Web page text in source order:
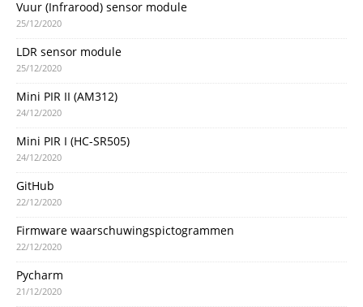
Vuur (Infrarood) sensor module
25/12/2020
LDR sensor module
25/12/2020
Mini PIR II (AM312)
24/12/2020
Mini PIR I (HC-SR505)
24/12/2020
GitHub
22/12/2020
Firmware waarschuwingspictogrammen
22/12/2020
Pycharm
21/12/2020